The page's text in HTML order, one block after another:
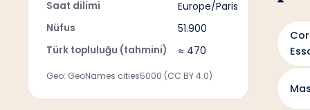
Saat dilimi Europe/Paris
Nüfus 51.900
Türk topluluğu (tahmini) ≈ 470
Geo: GeoNames cities5000 (CC BY 4.0)